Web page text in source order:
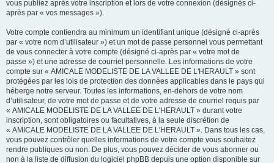
vous publiez après votre inscription et lors de votre connexion (désignés ci-
après par « vos messages »).
Votre compte contiendra au minimum un identifiant unique (désigné ci-après
par « votre nom d’utilisateur ») et un mot de passe personnel vous permettant
de vous connecter à votre compte (désigné ci-après par « votre mot de
passe ») et une adresse de courriel personnelle. Les informations de votre
compte sur « AMICALE MODELISTE DE LA VALLEE DE L'HERAULT » sont
protégées par les lois de protection des données applicables dans le pays qui
héberge notre serveur. Toutes les informations, en-dehors de votre nom
d’utilisateur, de votre mot de passe et de votre adresse de courriel requis par
« AMICALE MODELISTE DE LA VALLEE DE L'HERAULT » durant votre
inscription, sont obligatoires ou facultatives, à la seule discrétion de
« AMICALE MODELISTE DE LA VALLEE DE L'HERAULT ». Dans tous les cas,
vous pouvez contrôler quelles informations de votre compte vous souhaitez
rendre publiques ou non. De plus, vous pouvez décider de vous abonner ou
non à la liste de diffusion du logiciel phpBB depuis une option disponible sur